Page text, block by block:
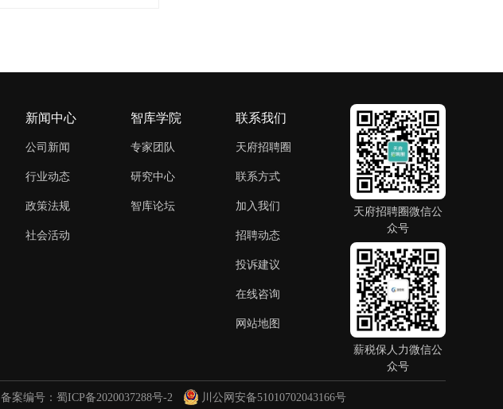
新闻中心
公司新闻
行业动态
政策法规
社会活动
智库学院
专家团队
研究中心
智库论坛
联系我们
天府招聘圈
联系方式
加入我们
招聘动态
投诉建议
在线咨询
网站地图
天府招聘圈微信公
众号
薪税保人力微信公
众号
备案编号：蜀ICP备2020037288号-2 川公网安备51010702043166号